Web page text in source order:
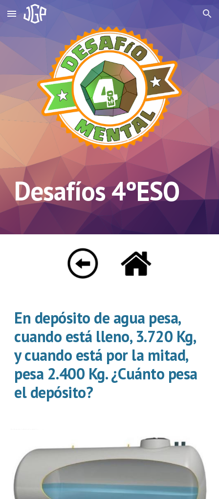
Skip to main content Skip to navigation
Desafíos 4ºESO
En depósito de agua pesa,
cuando está lleno, 3.720 Kg,
y cuando está por la mitad,
pesa 2.400 Kg. ¿Cuánto pesa
el depósito?